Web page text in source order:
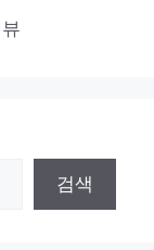
검색